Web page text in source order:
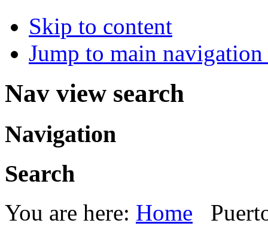
Skip to content
Jump to main
Nav view search
Navigation
Search
You are here: Home